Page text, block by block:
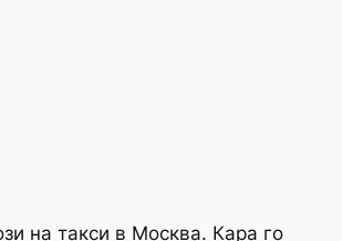
на такси в Москва. Кара го